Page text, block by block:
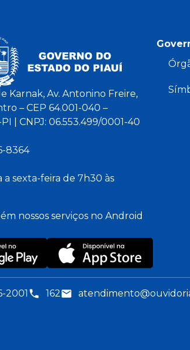
Karnak, Av. Antonino Freire,
– CEP 64.001-040 –
| CNPJ: 06.553.499/0001-40
8364
a sexta-feira de 7h30 às
nossos serviços no Android
2001 162